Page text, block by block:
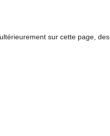
sur cette page, des